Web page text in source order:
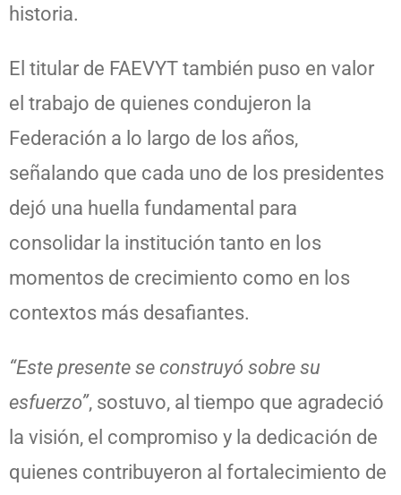
historia.
El titular de FAEVYT también puso en valor
el trabajo de quienes condujeron la
Federación a lo largo de los años,
señalando que cada uno de los presidentes
dejó una huella fundamental para
consolidar la institución tanto en los
momentos de crecimiento como en los
contextos más desafiantes.
“Este presente se construyó sobre su
esfuerzo”, sostuvo, al tiempo que agradeció
la visión, el compromiso y la dedicación de
quienes contribuyeron al fortalecimiento de